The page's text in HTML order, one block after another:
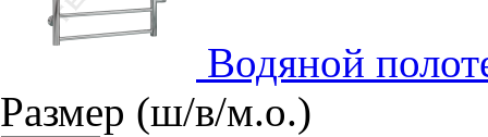
Водяной
Размер (ш/в/м.о.)